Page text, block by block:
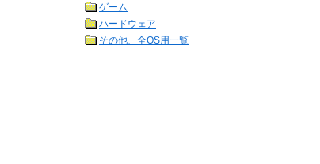
ゲーム
ハードウェア
その他、全OS用一覧